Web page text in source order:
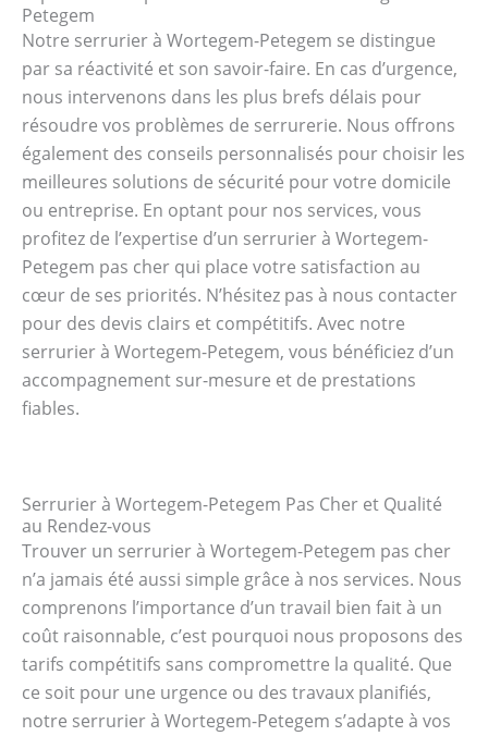
Petegem
Notre serrurier à Wortegem-Petegem se distingue
par sa réactivité et son savoir-faire. En cas d’urgence,
nous intervenons dans les plus brefs délais pour
résoudre vos problèmes de serrurerie. Nous offrons
également des conseils personnalisés pour choisir les
meilleures solutions de sécurité pour votre domicile
ou entreprise. En optant pour nos services, vous
profitez de l’expertise d’un serrurier à Wortegem-
Petegem pas cher qui place votre satisfaction au
cœur de ses priorités. N’hésitez pas à nous contacter
pour des devis clairs et compétitifs. Avec notre
serrurier à Wortegem-Petegem, vous bénéficiez d’un
accompagnement sur-mesure et de prestations
fiables.
Serrurier à Wortegem-Petegem Pas Cher et Qualité
au Rendez-vous
Trouver un serrurier à Wortegem-Petegem pas cher
n’a jamais été aussi simple grâce à nos services. Nous
comprenons l’importance d’un travail bien fait à un
coût raisonnable, c’est pourquoi nous proposons des
tarifs compétitifs sans compromettre la qualité. Que
ce soit pour une urgence ou des travaux planifiés,
notre serrurier à Wortegem-Petegem s’adapte à vos